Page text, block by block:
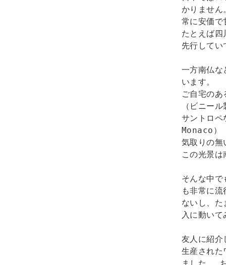
かりませ
常に安価
たとえば
先行して
一方南仏な
います。
ご自宅の
（ビニー
サントロ
Monaco）
気取りの
この光景
そんな中
も非常に
ないし、
入に動い
友人に紹介
生産された